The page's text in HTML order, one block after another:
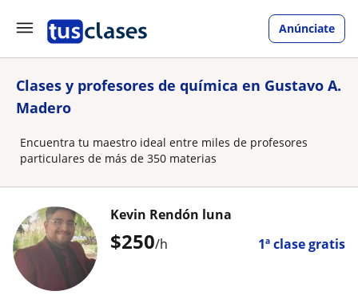
Anúnciate
Clases y profesores de química en Gustavo A.
Madero
Encuentra tu maestro ideal entre miles de profesores
particulares de más de 350 materias
$250/h 1ª clase gratis
Kevin Rendón luna